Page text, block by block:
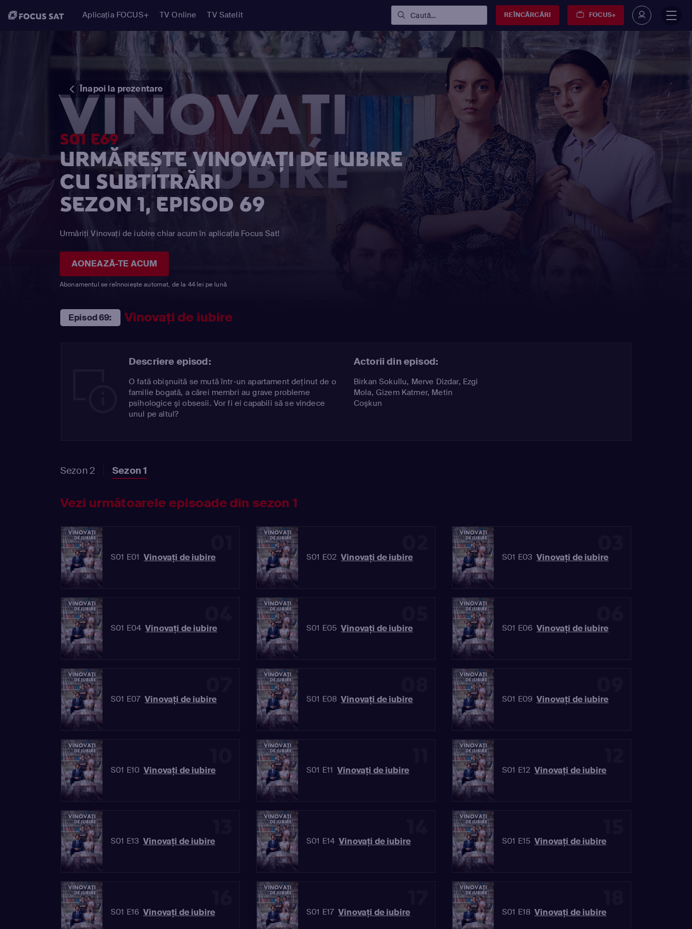
Aplicația FOCUS+ TV Online TV Satelit Caută... REÎNCĂRCĂRI FOCUS+
Înapoi la prezentare
S01 E69
URMĂREȘTE VINOVAŢI DE IUBIRE
CU SUBTITRĂRI
SEZON 1, EPISOD 69
Urmăriți Vinovaţi de iubire chiar acum în aplicația Focus Sat!
AONEAZĂ-TE ACUM
Abonamentul se reînnoiește automat, de la 44 lei pe lună
Episod 69: Vinovaţi de iubire
Descriere episod:
O fată obişnuită se mută într-un apartament deţinut de o
familie bogată, a cărei membri au grave probleme
psihologice şi obsesii. Vor fi ei capabili să se vindece
unul pe altul?
Actorii din episod:
Birkan Sokullu, Merve Dizdar, Ezgi
Mola, Gizem Katmer, Metin
Coşkun
Sezon 2 Sezon 1
Vezi următoarele episoade din sezon 1
S01 E01 Vinovaţi de iubire S01 E02 Vinovaţi de iubire S01 E03 Vinovaţi de iubire
S01 E04 Vinovaţi de iubire S01 E05 Vinovaţi de iubire S01 E06 Vinovaţi de iubire
S01 E07 Vinovaţi de iubire S01 E08 Vinovaţi de iubire S01 E09 Vinovaţi de iubire
S01 E10 Vinovaţi de iubire S01 E11 Vinovaţi de iubire S01 E12 Vinovaţi de iubire
S01 E13 Vinovaţi de iubire S01 E14 Vinovaţi de iubire S01 E15 Vinovaţi de iubire
S01 E16 Vinovaţi de iubire S01 E17 Vinovaţi de iubire S01 E18 Vinovaţi de iubire